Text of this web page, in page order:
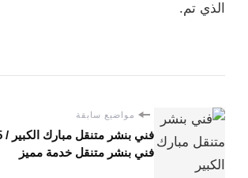
الذي تم.
مواضيع سابقة
فني بنشر متنقل خدمة مميز